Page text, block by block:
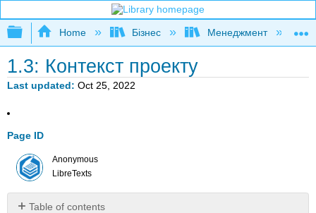
Expand/collapse global hierarchy
Home Бізнес Менеджмент
1.3: Контекст проекту
Last updated Oct 25, 2022
Page ID
Anonymous
LibreTexts
Table of contents